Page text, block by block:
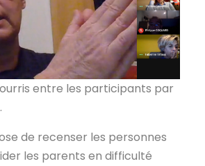
entre les participants par
de recenser les personnes
les parents en difficulté